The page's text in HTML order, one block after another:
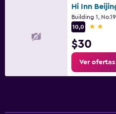
10,0
2
$30
Ver